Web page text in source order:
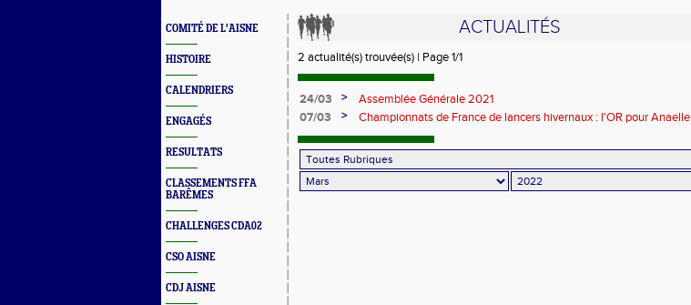
COMITÉ DE L'AISNE
HISTOIRE
CALENDRIERS
ENGAGÉS
RESULTATS
CLASSEMENTS FFA
BARÊMES
CHALLENGES CDA02
CSO AISNE
CDJ AISNE
ACTUALITÉS
2 actualité(s) trouvée(s) | Page 1/1
24/03 >
Assemblée Générale 2021
07/03
>
Championnats de France de lancers hivernaux : l'OR pour Anaelle